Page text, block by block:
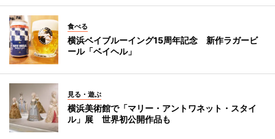
食べる
横浜ベイブルーイング15周年記念 新作ラガービ
ール「ベイヘル」
見る・遊ぶ
横浜美術館で「マリー・アントワネット・スタイ
ル」展 世界初公開作品も